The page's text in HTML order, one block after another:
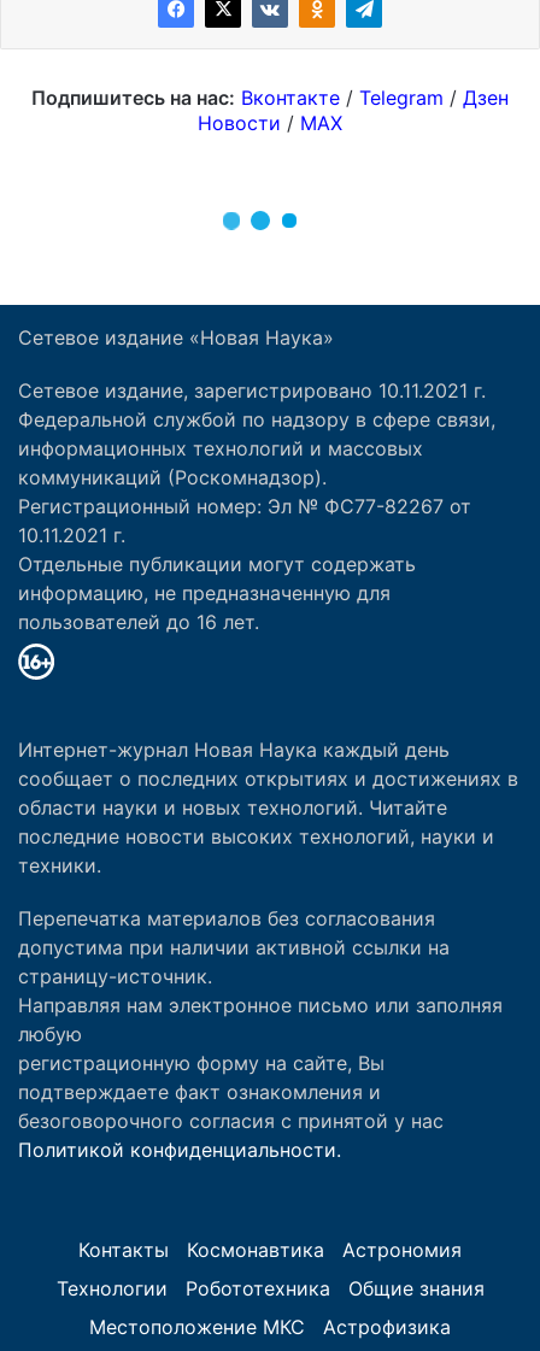
Сетевое издание «Новая Наука»
Сетевое издание, зарегистрировано 10.11.2021 г.
Федеральной службой по надзору в сфере связи,
информационных технологий и массовых
коммуникаций (Роскомнадзор).
Регистрационный номер: Эл № ФС77-82267 от
10.11.2021 г.
Отдельные публикации могут содержать
информацию, не предназначенную для
пользователей до 16 лет.
Интернет-журнал Новая Наука каждый день
сообщает о последних открытиях и достижениях в
области науки и новых технологий. Читайте
последние новости высоких технологий, науки и
техники.
Перепечатка материалов без согласования
допустима при наличии активной ссылки на
страницу-источник.
Направляя нам электронное письмо или заполняя
любую
регистрационную форму на сайте, Вы
подтверждаете факт ознакомления и
безоговорочного согласия с принятой у нас
Политикой конфиденциальности.
Контакты Космонавтика
Астрономия
Технологии
Робототехника
Общие знания
Местоположение МКС
Астрофизика